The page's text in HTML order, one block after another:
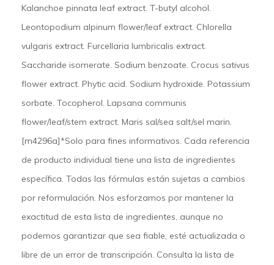
Kalanchoe pinnata leaf extract. T-butyl alcohol.
Leontopodium alpinum flower/leaf extract. Chlorella
vulgaris extract. Furcellaria lumbricalis extract.
Saccharide isomerate. Sodium benzoate. Crocus sativus
flower extract. Phytic acid. Sodium hydroxide. Potassium
sorbate. Tocopherol. Lapsana communis
flower/leaf/stem extract. Maris sal/sea salt/sel marin.
[m4296a]*Solo para fines informativos. Cada referencia
de producto individual tiene una lista de ingredientes
específica. Todas las fórmulas están sujetas a cambios
por reformulación. Nos esforzamos por mantener la
exactitud de esta lista de ingredientes, aunque no
podemos garantizar que sea fiable, esté actualizada o
libre de un error de transcripción. Consulta la lista de